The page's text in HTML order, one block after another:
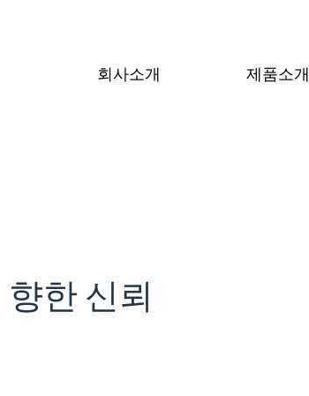
회사소개 제품소개
향한 신뢰